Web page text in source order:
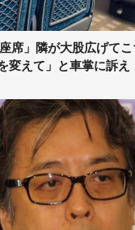
席」隣が大股広げて
変えて」と車掌に訴え